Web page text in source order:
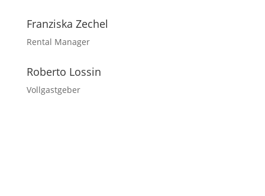
Franziska Zechel
Rental Manager
Roberto Lossin
Vollgastgeber